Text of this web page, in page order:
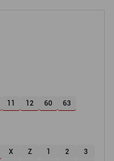
11 12 60 63
X Z 1 2
3